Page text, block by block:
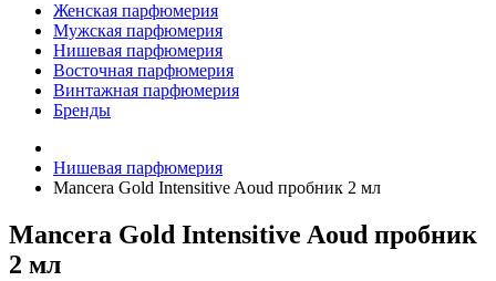
Женская парфюмерия
Мужская парфюмерия
Нишевая парфюмерия
Восточная парфюмерия
Винтажная парфюмерия
Бренды
Нишевая парфюмерия
Mancera Gold Intensitive Aoud пробник 2 мл
Mancera Gold Intensitive Aoud пробник
2 мл